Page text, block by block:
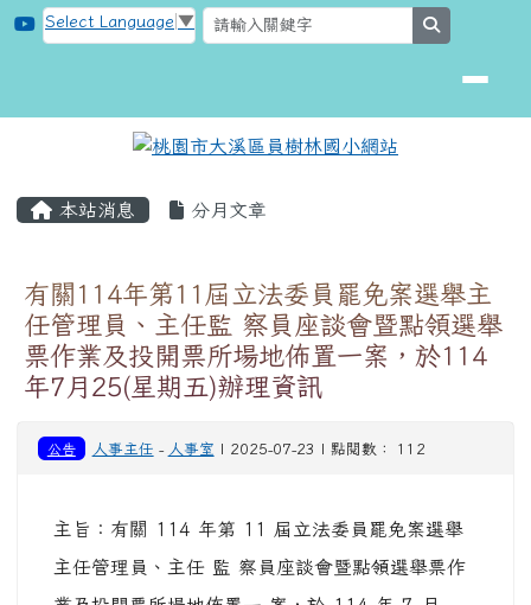
跳至主內容區
桃園市大溪區員樹林國小網站
Select Language ▼
本站消息 分月文章
有關114年第11屆立法委員罷免案選舉主
任管理員、主任監 察員座談會暨點領選舉
票作業及投開票所場地佈置一案，於114
年7月25(星期五)辦理資訊
公告 人事主任 - 人事室 | 2025-07-23 | 點閱數： 112
主旨：有關 114 年第 11 屆立法委員罷免案選舉
主任管理員、主任 監 察員座談會暨點領選舉票作